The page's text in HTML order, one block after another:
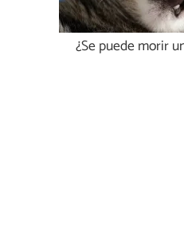
¿Se puede morir